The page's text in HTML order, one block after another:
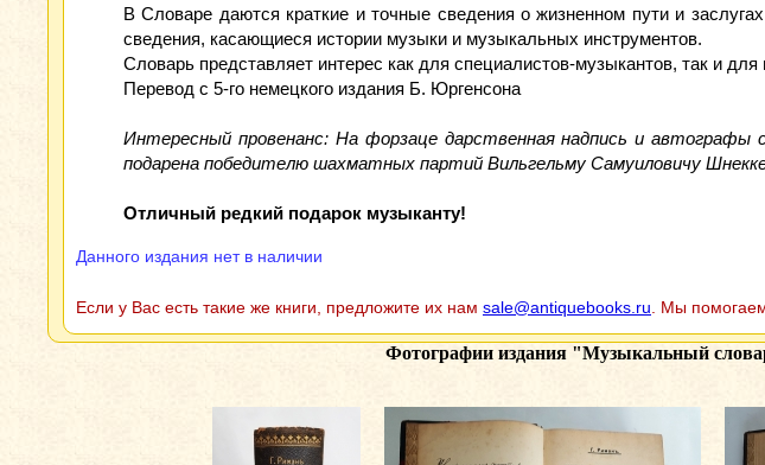
В Словаре даются краткие и точные сведения о жизненном пути и
сведения, касающиеся истории музыки и музыкальных инструментов.
Словарь представляет интерес как для специалистов-музыкантов, так и
Перевод с 5-го немецкого издания Б. Юргенсона
Интересный провенанс: На форзаце дарственная надпись и
подарена победителю шахматных партий Вильгельму Самуиловичу
Отличный редкий подарок музыканту!
Данного издания нет в наличии
Если у Вас есть такие же книги, предложите их нам sale@antiquebooks.ru . Мы
Фотографии издания "Музыкальный